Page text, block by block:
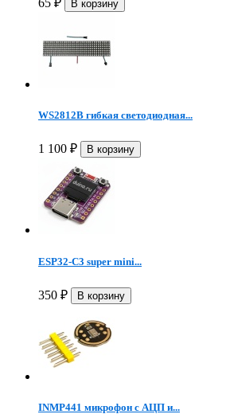
65 ₽
WS2812B гибкая светодиодная...
1 100 ₽
ESP32-C3 super mini...
350 ₽
INMP441 микрофон c АЦП и...